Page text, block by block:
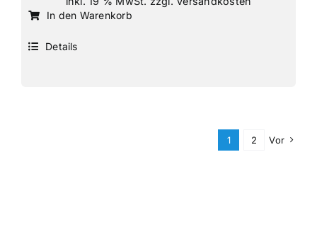
In den Warenkorb
Details
1 2 Vor